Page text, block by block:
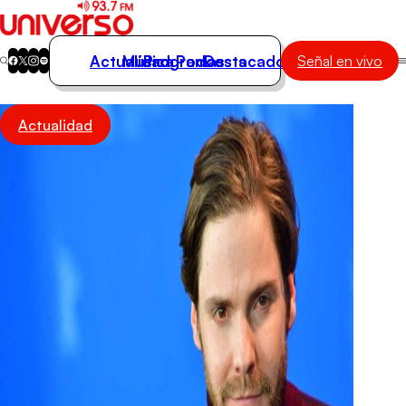
Actualidad
Música
Actualidad
Música
Programas
Podcasts
Destacados Señal en vivo
Actualidad